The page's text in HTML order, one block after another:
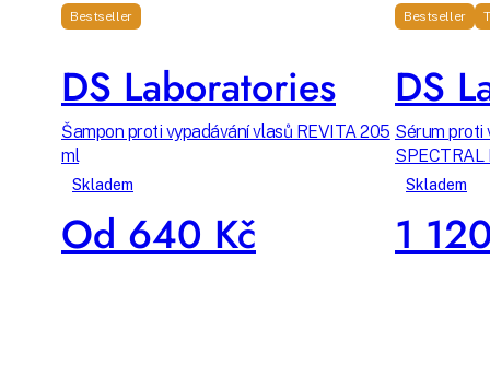
Bestseller
DS Laboratories
Šampon proti vypadávání vlasů REVITA 205
ml
Skladem
Od 640 Kč
Bestseller
DS
Sérum proti
SPECTRAL
Skladem
1